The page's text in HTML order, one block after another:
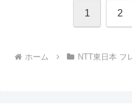
1 2
ホーム NTT東日本 フ